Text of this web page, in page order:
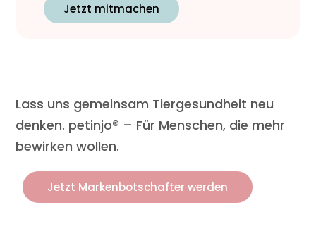
Jetzt mitmachen
Lass uns gemeinsam Tiergesundheit neu
denken. petinjo® – Für Menschen, die mehr
bewirken wollen.
Jetzt Markenbotschafter werden